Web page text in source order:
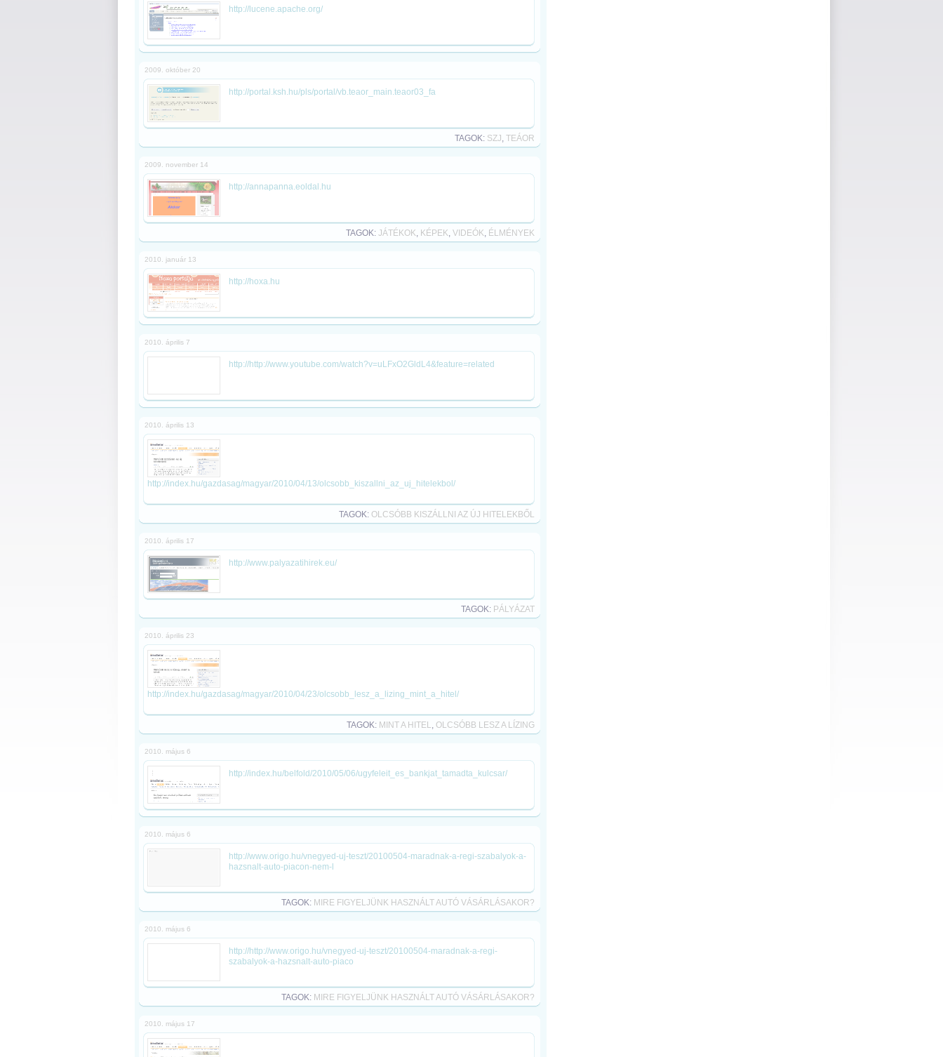
http://lucene.apache.org/
2009. október 20
http://portal.ksh.hu/pls/portal/vb.teaor_main.teaor03_fa
TAGOK: SZJ, TEÁOR
2009. november 14
http://annapanna.eoldal.hu
TAGOK: JÁTÉKOK, KÉPEK, VIDEÓK, ÉLMÉNYEK
2010. január 13
http://hoxa.hu
2010. április 7
http://http://www.youtube.com/watch?v=uLFxO2GldL4&feature=related
2010. április 13
http://index.hu/gazdasag/magyar/2010/04/13/olcsobb_kiszallni_az_uj_hitelekbol/
TAGOK: OLCSÓBB KISZÁLLNI AZ ÚJ HITELEKBŐL
2010. április 17
http://www.palyazatihirek.eu/
TAGOK: PÁLYÁZAT
2010. április 23
http://index.hu/gazdasag/magyar/2010/04/23/olcsobb_lesz_a_lizing_mint_a_hitel/
TAGOK: MINT A HITEL, OLCSÓBB LESZ A LÍZING
2010. május 6
http://index.hu/belfold/2010/05/06/ugyfeleit_es_bankjat_tamadta_kulcsar/
2010. május 6
http://www.origo.hu/vnegyed-uj-teszt/20100504-maradnak-a-regi-szabalyok-a-
hazsnalt-auto-piacon-nem-l
TAGOK: MIRE FIGYELJÜNK HASZNÁLT AUTÓ VÁSÁRLÁSAKOR?
2010. május 6
http://http://www.origo.hu/vnegyed-uj-teszt/20100504-maradnak-a-regi-
szabalyok-a-hazsnalt-auto-piaco
TAGOK: MIRE FIGYELJÜNK HASZNÁLT AUTÓ VÁSÁRLÁSAKOR?
2010. május 17